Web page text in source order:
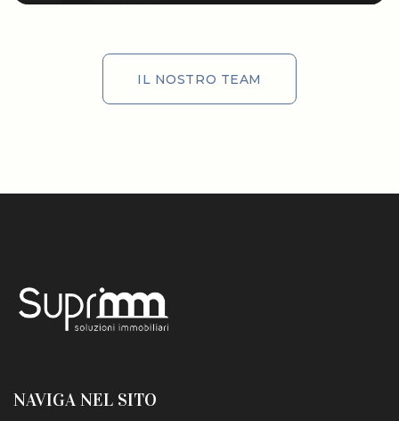
IL NOSTRO TEAM
IL NOSTRO TEAM
NAVIGA NEL SITO